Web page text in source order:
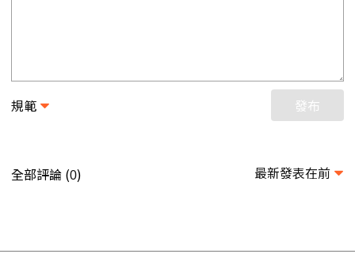
規範 發布
全部評論 (0) 最新發表在前